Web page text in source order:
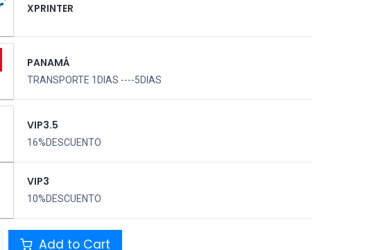
XPRINTER
PANAMÁ
TRANSPORTE 1DIAS ----5DIAS
VIP3.5
16%DESCUENTO
VIP3
10%DESCUENTO
Add to Cart